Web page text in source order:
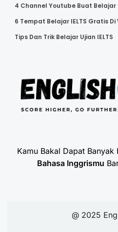
4 Channel Youtube Buat Belajar
6 Tempat Belajar IELTS Gratis
Tips Dan Trik Belajar Ujian IELTS
Kamu Bakal Dapat
Bahasa Inggrismu
@ 2025